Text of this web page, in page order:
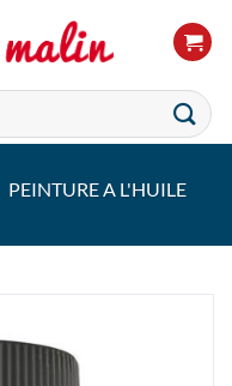
PEINTURE A L'HUILE